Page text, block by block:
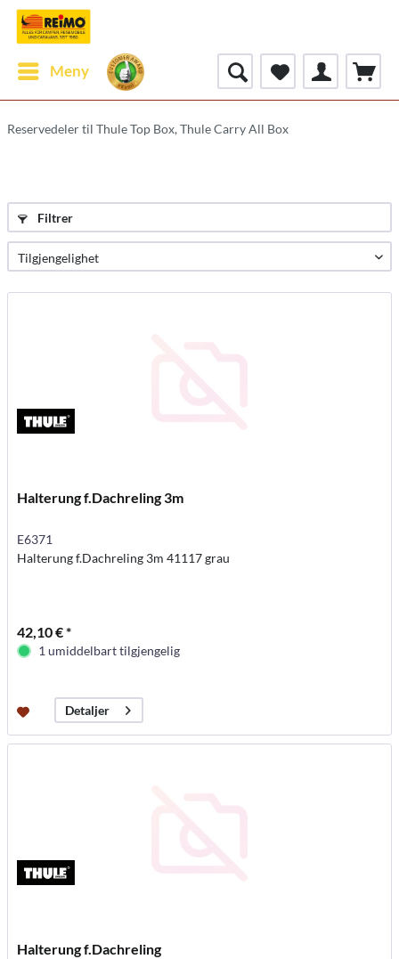
Meny
Reservedeler til Thule Top Box, Thule Carry All Box
Filtrer
Halterung f.Dachreling 3m
E6371
Halterung f.Dachreling 3m 41117 grau
42,10 € *
1 umiddelbart tilgjengelig
Detaljer
Halterung f.Dachreling